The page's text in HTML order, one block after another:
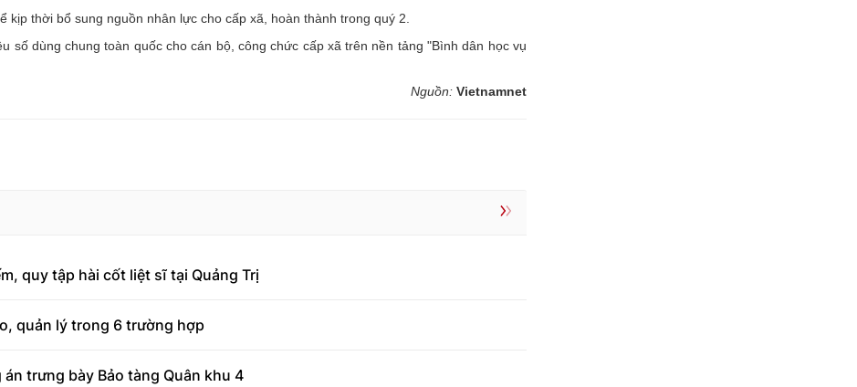
thời bổ sung nguồn nhân lực cho cấp xã, hoàn thành trong quý 2.
số dùng chung toàn quốc cho cán bộ, công chức cấp xã trên nền tảng "Bình dân học vụ
Nguồn: Vietnamnet
quy tập hài cốt liệt sĩ tại Quảng Trị
quản lý trong 6 trường hợp
trưng bày Bảo tàng Quân khu 4